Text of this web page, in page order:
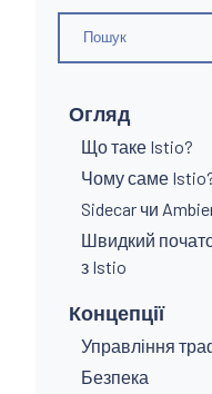
Огляд
Що таке Istio?
Чому саме
Sidecar чи
Швидкий
з Istio
Концепції
Управління
Безпека